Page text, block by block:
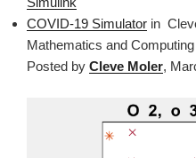
COVID-19 Simulator in
Mathematics and Computing
Posted by Cleve Moler,